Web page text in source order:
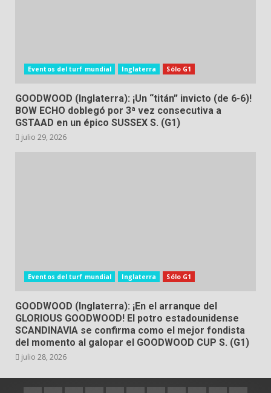
Eventos del turf mundial Inglaterra Sólo G1
GOODWOOD (Inglaterra): ¡Un “titán” invicto (de 6-6)!
BOW ECHO doblegó por 3ª vez consecutiva a
GSTAAD en un épico SUSSEX S. (G1)
julio 29, 2026
Eventos del turf mundial Inglaterra Sólo G1
GOODWOOD (Inglaterra): ¡En el arranque del
GLORIOUS GOODWOOD! El potro estadounidense
SCANDINAVIA se confirma como el mejor fondista
del momento al galopar el GOODWOOD CUP S. (G1)
julio 28, 2026